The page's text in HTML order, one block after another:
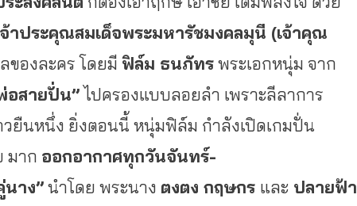
จ้าประคุณสมเด็จพระมหารัชมงคลมุนี (เจ้าคุณ
ของละคร โดยมี ฟิล์ม ธนภัทรพระเอกหนุ่ม จาก
อสายปั่น”ไปครองแบบลอยลำ เพราะลีลาการ
วยืนหนึ่ง ยิ่งตอนนี้ หนุ่มฟิล์ม กำลังเปิดเกมปั่น
มาก ออกอากาศทุกวันจันทร์-
นาง”นำโดย พระนาง ตงตง กฤษกร และ ปลายฟ้า